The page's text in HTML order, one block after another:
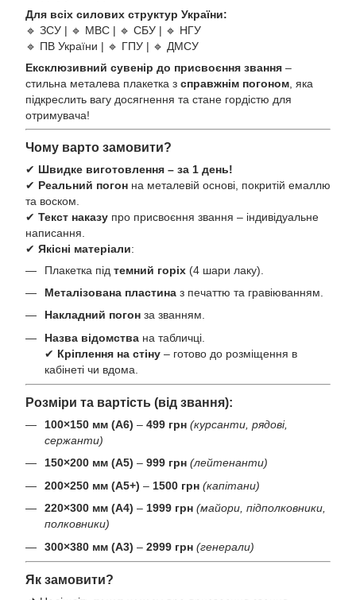
Для всіх силових структур України:
🔹 ЗСУ | 🔹 МВС | 🔹 СБУ | 🔹 НГУ
🔹 ПВ України | 🔹 ГПУ | 🔹 ДМСУ
Ексклюзивний сувенір до присвоєння звання –
стильна металева плакетка з справжнім погоном , яка
підкреслить вагу досягнення та стане гордістю для
отримувача!
Чому варто замовити?
✔ Швидке виготовлення – за 1 день!
✔ Реальний погон на металевій основі, покритій емаллю
та воском.
✔ Текст наказу про присвоєння звання – індивідуальне
написання.
✔ Якісні матеріали:
Плакетка під темний горіх (4 шари лаку).
Металізована пластина з печаттю та гравіюванням.
Накладний погон за званням.
Назва відомства на табличці.
✔ Кріплення на стіну – готово до розміщення в
кабінеті чи вдома.
Розміри та вартість (від звання):
100×150 мм (А6) – 499 грн (курсанти, рядові,
сержанти)
150×200 мм (А5) – 999 грн (лейтенанти)
200×250 мм (А5+) – 1500 грн (капітани)
220×300 мм (А4) – 1999 грн (майори, підполковники,
полковники)
300×380 мм (А3) – 2999 грн (генерали)
Як замовити?